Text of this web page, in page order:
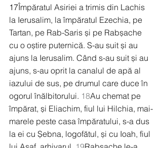
17Împăratul Asiriei a trimis din Lachis
la Ierusalim, la împăratul Ezechia, pe
Tartan, pe Rab-Saris și pe Rabșache
cu o oștire puternică. S-au suit și au
ajuns la Ierusalim. Când s-au suit și au
ajuns, s-au oprit la canalul de apă al
iazului de sus, pe drumul care duce în
ogorul înălbitorului. 18Au chemat pe
împărat, și Eliachim, fiul lui Hilchia, mai-
marele peste casa împăratului, s-a dus
la ei cu Șebna, logofătul, și cu Ioah, fiul